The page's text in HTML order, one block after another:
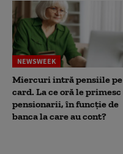
NEWSWEEK
Miercuri intră pensiile pe
card. La ce oră le primesc
pensionarii, în funcție de
banca la care au cont?